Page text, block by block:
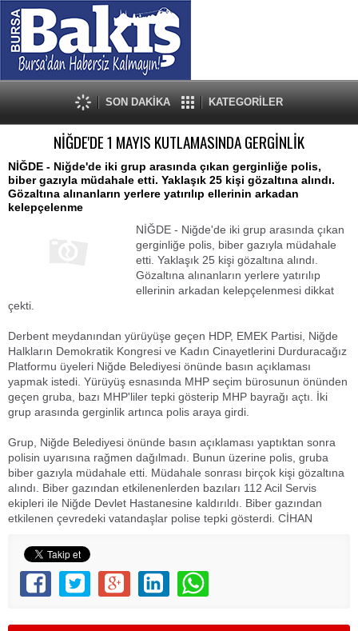
SON DAKİKA KATEGORİLER
NİĞDE'DE 1 MAYIS KUTLAMASINDA GERGİNLİK
NİĞDE - Niğde'de iki grup arasında çıkan gerginliğe polis,
biber gazıyla müdahale etti. Yaklaşık 25 kişi gözaltına alındı.
Gözaltına alınanların yerlere yatırılıp ellerinin arkadan
kelepçelenme
NİĞDE - Niğde'de iki grup arasında çıkan
gerginliğe polis, biber gazıyla müdahale
etti. Yaklaşık 25 kişi gözaltına alındı.
Gözaltına alınanların yerlere yatırılıp
ellerinin arkadan kelepçelenmesi dikkat
çekti.
Derbent meydanından yürüyüşe geçen HDP, EMEK Partisi, Niğde
Halkların Demokratik Kongresi ve Kadın Cinayetlerini Durduracağız
Platformu üyeleri Niğde Belediyesi önünde basın açıklaması
yapmak istedi. Yürüyüş esnasında MHP seçim bürosunun önünden
geçen gruba, bazı MHP'liler tepki gösterip MHP bayrağı açtı. İki
grup arasında gerginlik artınca polis araya girdi.
Grup, Niğde Belediyesi önünde basın açıklaması yaptıktan sonra
polisin uyarısına rağmen dağılmadı. Bunun üzerine polis, gruba
biber gazıyla müdahale etti. Müdahale sonrası birçok kişi gözaltına
alındı. Biber gazından etkilenenlerden bazıları 112 Acil Servis
ekipleri ile Niğde Devlet Hastanesine kaldırıldı. Biber gazından
etkilenen çevredeki vatandaşlar polise tepki gösterdi. CİHAN